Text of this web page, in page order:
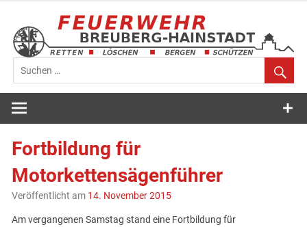
springen
Feuerwehr
Breuberg-
Fortbildung für
Motorkettensägenführer
Veröffentlicht am 14. November 2015
Am vergangenen Samstag stand eine Fortbildung für